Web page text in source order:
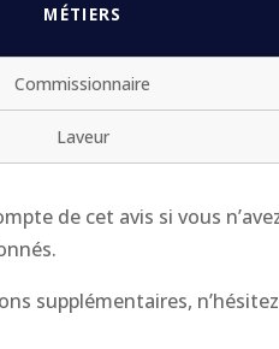
MÉTIERS
Commissionnaire
Laveur
de cet avis si vous
supplémentaires,